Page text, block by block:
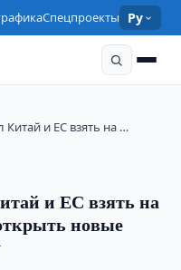
Спецпроекты Ру
и ЕС взять на …
и ЕС взять на
новые